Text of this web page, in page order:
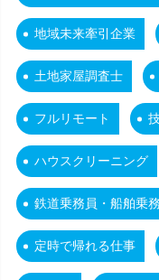
地域未来牽引企業
土地家屋調査士
フルリモート
ハウスクリーニング
鉄道乗務員・船舶乗
定時で帰れる仕事